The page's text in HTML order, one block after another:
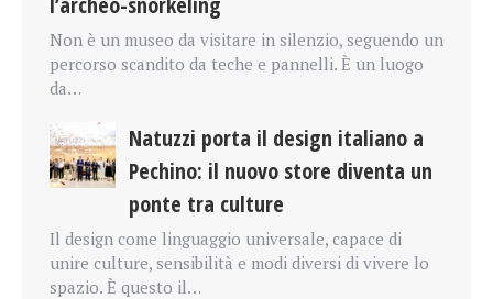
Non è un museo da visitare in silenzio, seguendo un
percorso scandito da teche e pannelli. È un luogo
da…
Natuzzi porta il design italiano a
Pechino: il nuovo store diventa un
ponte tra culture
Il design come linguaggio universale, capace di
unire culture, sensibilità e modi diversi di vivere lo
spazio. È questo il…